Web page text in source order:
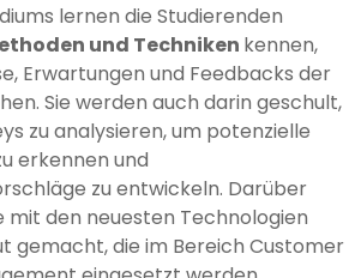
lernen die Studierenden
und Techniken kennen,
Erwartungen und Feedbacks der
Sie werden auch darin geschult,
zu analysieren, um potenzielle
erkennen und
zu entwickeln. Darüber
mit den neuesten Technologien
gemacht, die im Bereich Customer